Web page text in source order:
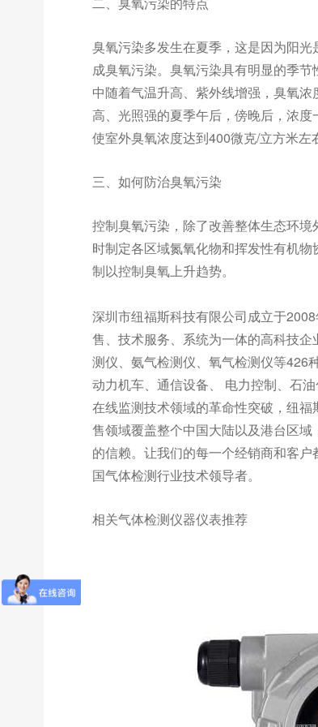
臭氧污染多发生在夏季，这是因为阳
成臭氧污染。臭氧污染具有明显的季
中随着气温升高、紫外线增强，臭氧
高、光照强的夏季午后，傍晚后，浓
使室外臭氧浓度达到400微克/立方米左
三、如何防治臭氧污染
控制臭氧污染，除了改善整体生态环
时制定各区域氮氧化物和挥发性有机
制以控制臭氧上升趋势。
深圳市纽福斯科技有限公司成立于
售、技术服务、系统为一体的高科技
测仪、氨气检测仪、氧气检测仪等426
动力机车、通信设备、 电力控制、石
在线监测技术领域的革命性突破，纽
售领域覆盖整个中国大陆以及港台区
的信赖。让我们的每一个经销商和客
国气体检测行业技术领导者。
相关气体检测仪器仪表推荐